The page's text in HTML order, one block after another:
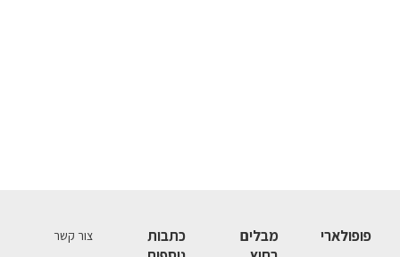
פופולארי
מבלים
כתבות
צור קשר